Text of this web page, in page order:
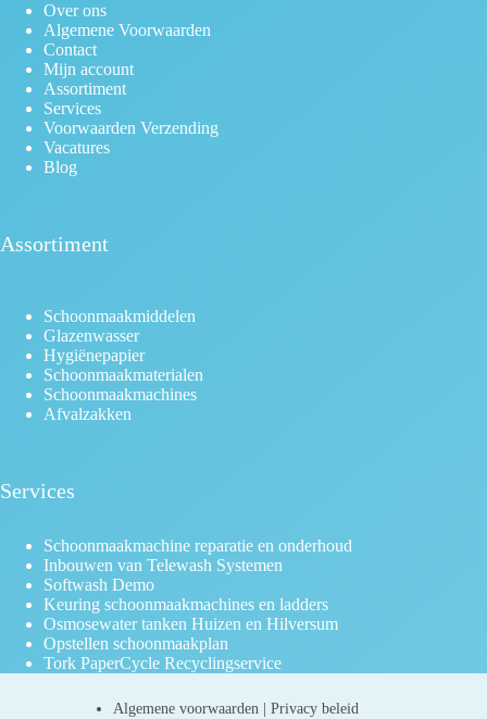
Over ons
Algemene Voorwaarden
Contact
Mijn account
Assortiment
Services
Voorwaarden Verzending
Vacatures
Blog
Assortiment
Schoonmaakmiddelen
Glazenwasser
Hygiënepapier
Schoonmaakmaterialen
Schoonmaakmachines
Afvalzakken
Services
Schoonmaakmachine reparatie en onderhoud
Inbouwen van Telewash Systemen
Softwash Demo
Keuring schoonmaakmachines en ladders
Osmosewater tanken Huizen en Hilversum
Opstellen schoonmaakplan
Tork PaperCycle Recyclingservice
Algemene voorwaarden |Privacy beleid